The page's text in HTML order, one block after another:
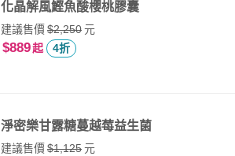
化晶解風鰹魚酸櫻桃膠囊
建議售價$2,250元
$889起 4折
淨密樂甘露糖蔓越莓益生菌
建議售價$1,125元